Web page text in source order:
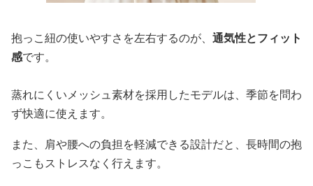
抱っこ紐の使いやすさを左右するのが、 通気性とフィット
感です。
蒸れにくいメッシュ素材を採用したモデルは、季節を問わ
ず快適に使えます。
また、肩や腰への負担を軽減できる設計だと、長時間の抱
っこもストレスなく行えます。